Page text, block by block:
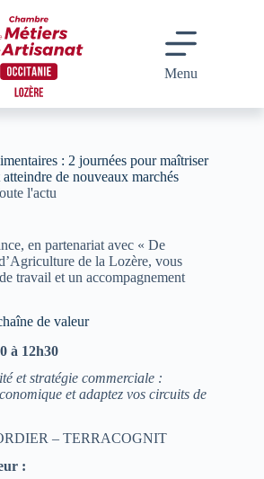
Menu
: 2 journées pour maîtriser
de nouveaux marchés
l'actu
en partenariat avec « De
de la Lozère, vous
travail et un accompagnement
de valeur
à 12h30
et stratégie commerciale :
et adaptez vos circuits de
– TERRACOGNIT
: